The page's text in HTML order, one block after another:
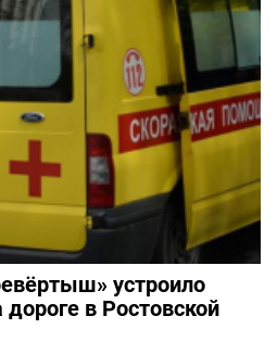
устроило
в Ростовской